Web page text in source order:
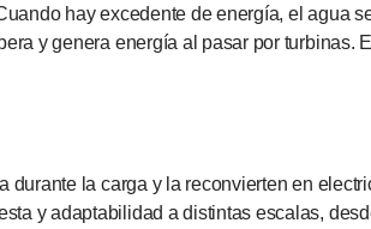
hay excedente de energía, el agua
y genera energía al pasar por
la carga y la reconvierten en
y adaptabilidad a distintas escalas,